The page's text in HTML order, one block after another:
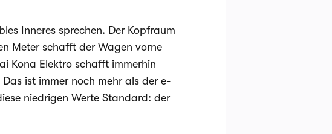
Inneres sprechen. Der Kopfraum
Meter schafft der Wagen vorne
Kona Elektro schafft immerhin
ist immer noch mehr als der e-
niedrigen Werte Standard: der